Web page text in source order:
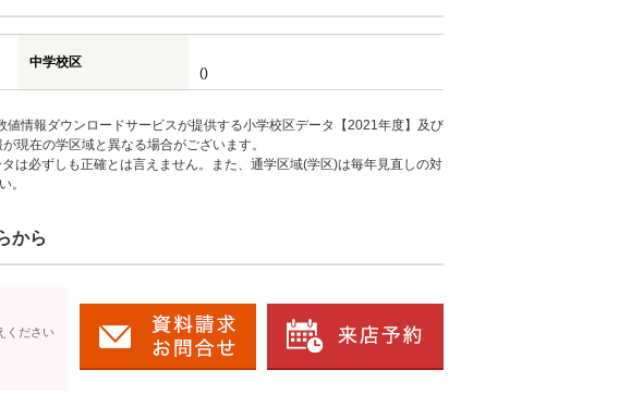
中学校区
()
情報ダウンロードサービスが提供する小学校区データ【2021年度】及び
現在の学区域と異なる場合がございます。
は必ずしも正確とは言えません。また、通学区域(学区)は毎年見直しの対
。
から
ください